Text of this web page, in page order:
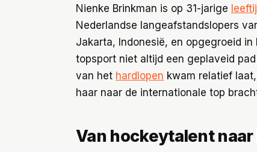
Nienke Brinkman is op 31-jarige
Nederlandse langeafstandslopers
Jakarta, Indonesië, en opgegroeid
topsport niet altijd een geplaveid
van het hardlopen kwam relatief
haar naar de internationale top
Van hockeytalent